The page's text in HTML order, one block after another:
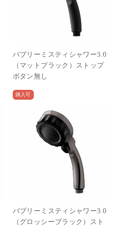
バブリーミスティシャワー3.0
（マットブラック）ストップ
ボタン無し
購入可
バブリーミスティシャワー3.0
（グロッシーブラック）スト